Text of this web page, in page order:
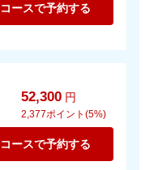
ースで予約する
52,300 円
2,377ポイント(5%)
ースで予約する